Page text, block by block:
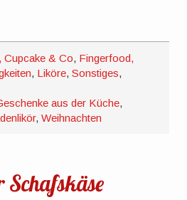
Cupcake & Co, Fingerfood,
, Liköre,Sonstiges,
aus der Küche,
,Weihnachten
Schafskäse